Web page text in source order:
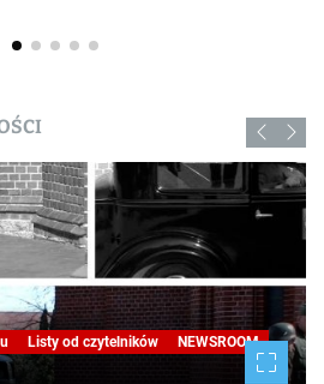
Listy od czytelników
NEWSROOM